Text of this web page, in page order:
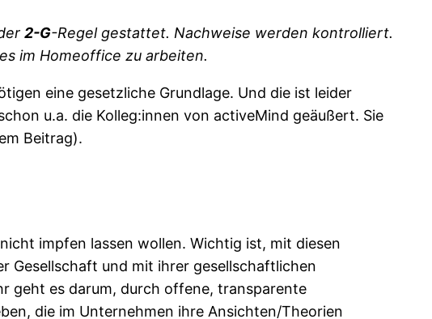
2-G-Regel gestattet. Nachweise werden kontrolliert.
im Homeoffice zu arbeiten.
eine gesetzliche Grundlage. Und die ist leider
u.a. die Kolleg:innen von activeMind geäußert. Sie
Beitrag).
impfen lassen wollen. Wichtig ist, mit diesen
Gesellschaft und mit ihrer gesellschaftlichen
geht es darum, durch offene, transparente
die im Unternehmen ihre Ansichten/Theorien